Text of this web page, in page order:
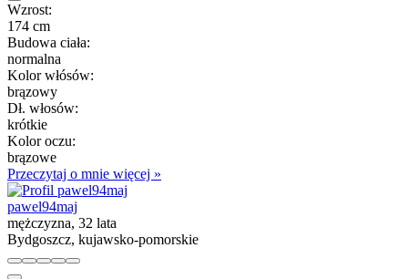
Wzrost:
174 cm
Budowa ciała:
normalna
Kolor włósów:
brązowy
Dł. włosów:
krótkie
Kolor oczu:
brązowe
Przeczytaj o mnie więcej »
pawel94maj
mężczyzna, 32 lata
Bydgoszcz, kujawsko-pomorskie